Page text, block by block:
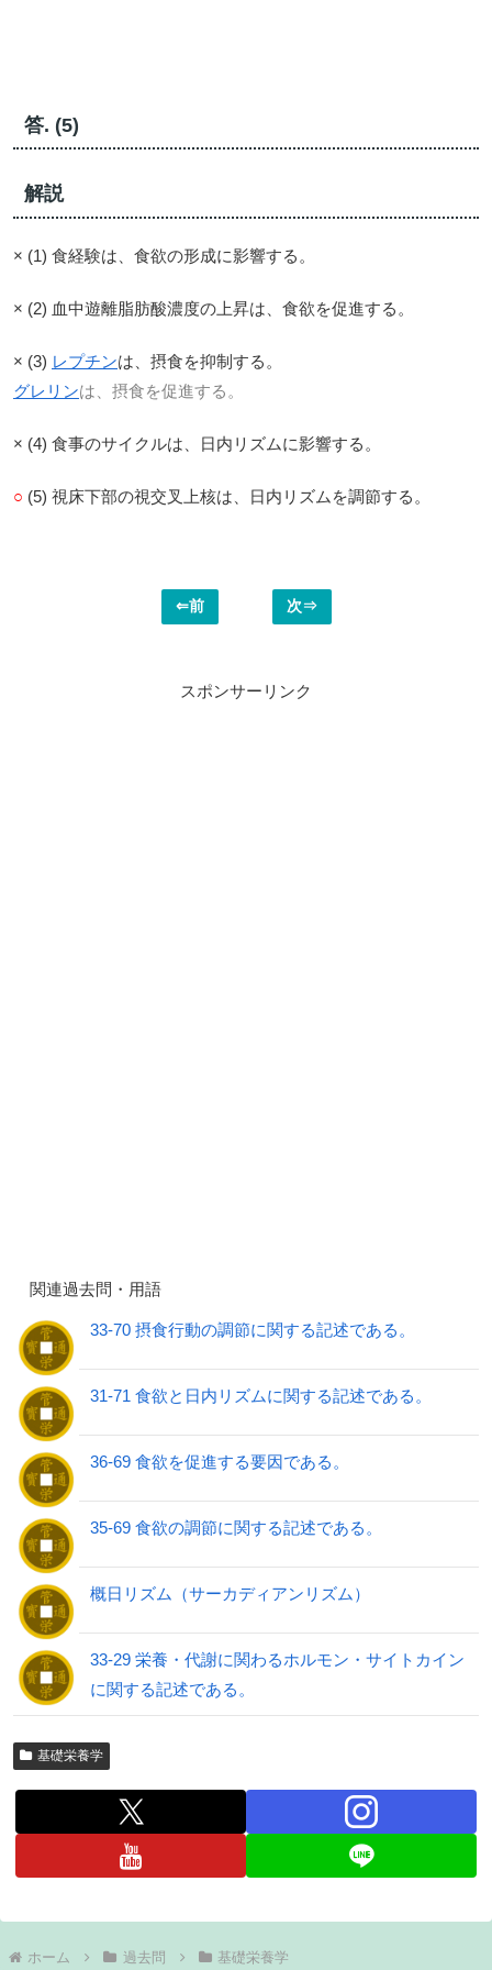
答. (5)
解説
× (1) 食経験は、食欲の形成に影響する。
× (2) 血中遊離脂肪酸濃度の上昇は、食欲を促進する。
× (3) レプチンは、摂食を抑制する。
グレリンは、摂食を促進する。
× (4) 食事のサイクルは、日内リズムに影響する。
○ (5) 視床下部の視交叉上核は、日内リズムを調節する。
⇐前 次⇒
スポンサーリンク
関連過去問・用語
33-70 摂食行動の調節に関する記述である。
31-71 食欲と日内リズムに関する記述である。
36-69 食欲を促進する要因である。
35-69 食欲の調節に関する記述である。
概日リズム（サーカディアンリズム）
33-29 栄養・代謝に関わるホルモン・サイトカイン
に関する記述である。
基礎栄養学
ホーム 過去問 基礎栄養学